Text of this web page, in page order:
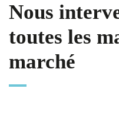
Nous
toutes les
marché